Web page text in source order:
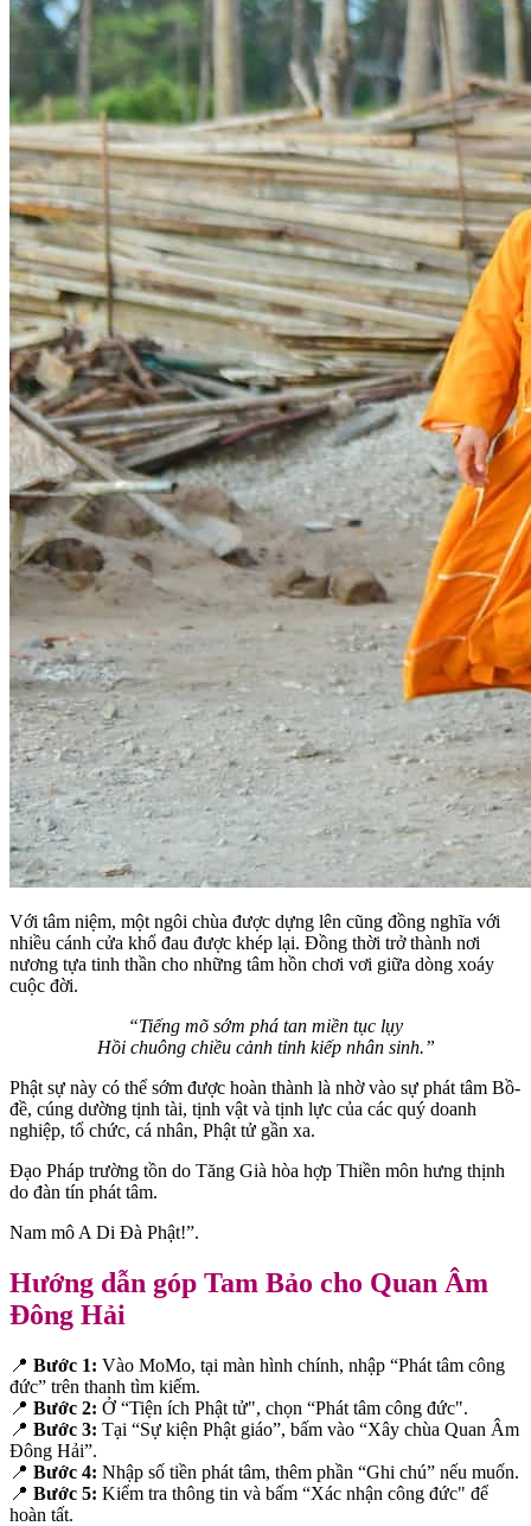
Với tâm niệm, một ngôi chùa được dựng lên cũng đồng nghĩa với
nhiều cánh cửa khổ đau được khép lại. Đồng thời trở thành nơi
nương tựa tinh thần cho những tâm hồn chơi vơi giữa dòng xoáy
cuộc đời.
“Tiếng mõ sớm phá tan miền tục lụy
Hồi chuông chiều cảnh tỉnh kiếp nhân sinh.”
Phật sự này có thể sớm được hoàn thành là nhờ vào sự phát tâm Bồ-
đề, cúng dường tịnh tài, tịnh vật và tịnh lực của các quý doanh
nghiệp, tổ chức, cá nhân, Phật tử gần xa.
Đạo Pháp trường tồn do Tăng Già hòa hợp Thiền môn hưng thịnh
do đàn tín phát tâm.
Nam mô A Di Đà Phật!”.
Hướng dẫn góp Tam Bảo cho Quan Âm
Đông Hải
📍 Bước 1: Vào MoMo, tại màn hình chính, nhập “Phát tâm công
đức” trên thanh tìm kiếm.
📍 Bước 2: Ở “Tiện ích Phật tử", chọn “Phát tâm công đức".
📍 Bước 3: Tại “Sự kiện Phật giáo”, bấm vào “Xây chùa Quan Âm
Đông Hải”.
📍 Bước 4: Nhập số tiền phát tâm, thêm phần “Ghi chú” nếu muốn.
📍 Bước 5: Kiểm tra thông tin và bấm “Xác nhận công đức" để
hoàn tất.